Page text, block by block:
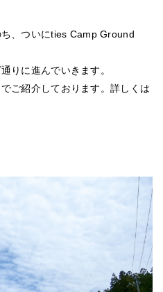
、ついにties Camp Ground
りに進んでいきます。
ご紹介しております。詳しくは